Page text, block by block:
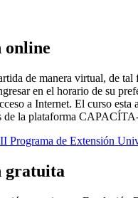
online
de manera virtual, de tal
en el horario de su
a Internet. El curso esta
de la plataforma
Programa de Extensión
gratuita